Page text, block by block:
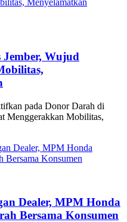
Wujud
pada Donor Darah di
Menggerakkan Mobilitas,
Dealer, MPM Honda
Bersama Konsumen